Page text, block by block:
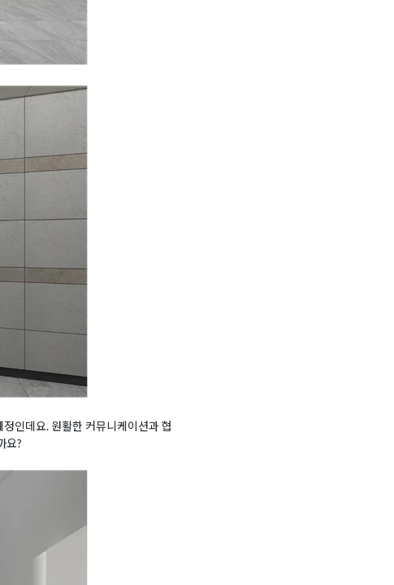
인데요. 원활한 커뮤니케이션과 협
요?